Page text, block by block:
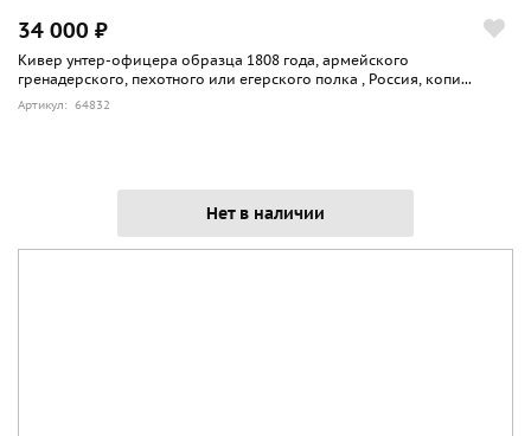
34 000 ₽
Кивер унтер-офицера образца 1808 года, армейского
гренадерского, пехотного или егерского полка , Россия, копи...
Артикул: 64832
Нет в наличии